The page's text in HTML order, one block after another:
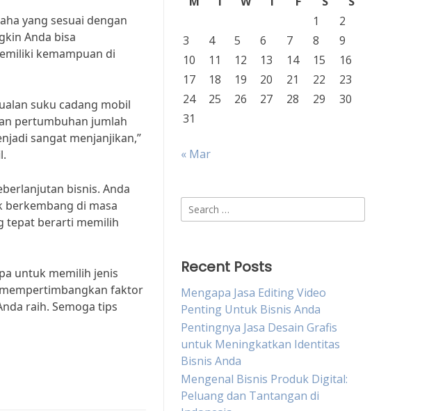
yang sesuai dengan
Anda bisa
kemampuan di
suku cadang mobil
pertumbuhan jumlah
sangat menjanjikan,”
bisnis. Anda
berkembang di masa
tepat berarti memilih
untuk memilih jenis
faktor
raih. Semoga tips
1
2
3
4 5 6 7 8
9
10
11 12 13 14 15
16
17
18 19 20 21 22
23
24
25 26 27 28 29
30
31
« Mar
Search
for:
Recent Posts
Mengapa Jasa Editing Video
Penting Untuk Bisnis Anda
Pentingnya Jasa Desain Grafis
untuk Meningkatkan Identitas
Bisnis Anda
Mengenal Bisnis Produk Digital:
Peluang dan Tantangan di